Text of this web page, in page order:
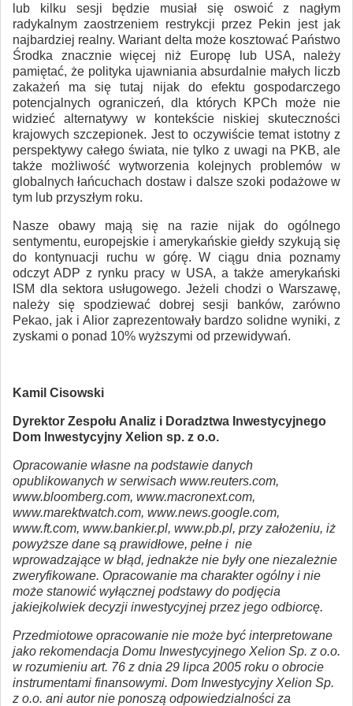
lub kilku sesji będzie musiał się oswoić z nagłym
radykalnym zaostrzeniem restrykcji przez Pekin jest jak
najbardziej realny. Wariant delta może kosztować Państwo
Środka znacznie więcej niż Europę lub USA, należy
pamiętać, że polityka ujawniania absurdalnie małych liczb
zakażeń ma się tutaj nijak do efektu gospodarczego
potencjalnych ograniczeń, dla których KPCh może nie
widzieć alternatywy w kontekście niskiej skuteczności
krajowych szczepionek. Jest to oczywiście temat istotny z
perspektywy całego świata, nie tylko z uwagi na PKB, ale
także możliwość wytworzenia kolejnych problemów w
globalnych łańcuchach dostaw i dalsze szoki podażowe w
tym lub przyszłym roku.
Nasze obawy mają się na razie nijak do ogólnego
sentymentu, europejskie i amerykańskie giełdy szykują się
do kontynuacji ruchu w górę. W ciągu dnia poznamy
odczyt ADP z rynku pracy w USA, a także amerykański
ISM dla sektora usługowego. Jeżeli chodzi o Warszawę,
należy się spodziewać dobrej sesji banków, zarówno
Pekao, jak i Alior zaprezentowały bardzo solidne wyniki, z
zyskami o ponad 10% wyższymi od przewidywań.
Kamil Cisowski
Dyrektor Zespołu Analiz i Doradztwa Inwestycyjnego
Dom Inwestycyjny Xelion sp. z o.o.
Opracowanie własne na podstawie danych
opublikowanych w serwisach www.reuters.com,
www.bloomberg.com, www.macronext.com,
www.marektwatch.com, www.news.google.com,
www.ft.com, www.bankier.pl, www.pb.pl, przy założeniu, iż
powyższe dane są prawidłowe, pełne i nie
wprowadzające w błąd, jednakże nie były one niezależnie
zweryfikowane. Opracowanie ma charakter ogólny i nie
może stanowić wyłącznej podstawy do podjęcia
jakiejkolwiek decyzji inwestycyjnej przez jego odbiorcę.
Przedmiotowe opracowanie nie może być interpretowane
jako rekomendacja Domu Inwestycyjnego Xelion Sp. z o.o.
w rozumieniu art. 76 z dnia 29 lipca 2005 roku o obrocie
instrumentami finansowymi. Dom Inwestycyjny Xelion Sp.
z o.o. ani autor nie ponoszą odpowiedzialności za